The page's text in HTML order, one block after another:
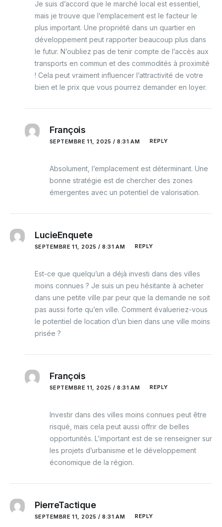
Je suis d’accord que le marché local est essentiel,
mais je trouve que l’emplacement est le facteur le
plus important. Une propriété dans un quartier en
développement peut rapporter beaucoup plus dans
le futur. N’oubliez pas de tenir compte de l’accès aux
transports en commun et des commodités à proximité
! Cela peut vraiment influencer l’attractivité de votre
bien et le prix que vous pourrez demander en loyer.
François
SEPTEMBRE 11, 2025 / 8:31 AM REPLY
Absolument, l’emplacement est déterminant. Une
bonne stratégie est de chercher des zones
émergentes avec un potentiel de valorisation.
LucieEnquete
SEPTEMBRE 11, 2025 / 8:31 AM REPLY
Est-ce que quelqu’un a déjà investi dans des villes
moins connues ? Je suis un peu hésitante à acheter
dans une petite ville par peur que la demande ne soit
pas aussi forte qu’en ville. Comment évalueriez-vous
le potentiel de location d’un bien dans une ville moins
prisée ?
François
SEPTEMBRE 11, 2025 / 8:31 AM REPLY
Investir dans des villes moins connues peut être
risqué, mais cela peut aussi offrir de belles
opportunités. L’important est de se renseigner sur
les projets d’urbanisme et le développement
économique de la région.
PierreTactique
SEPTEMBRE 11, 2025 / 8:31 AM REPLY